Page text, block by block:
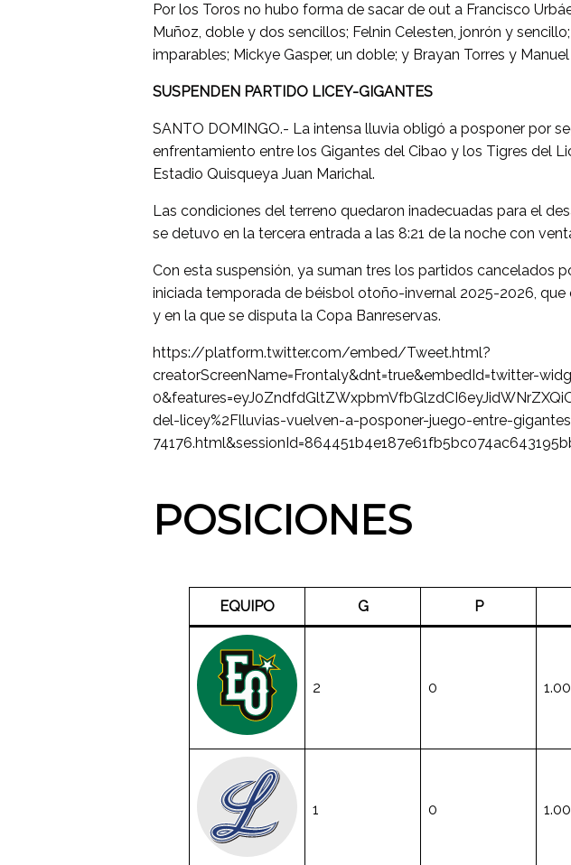
Por los Toros no hubo forma de sacar de out a Francisco
Muñoz, doble y dos sencillos; Felnin Celesten, jonrón y
imparables; Mickye Gasper, un doble; y Brayan Torres y
SUSPENDEN PARTIDO LICEY-GIGANTES
SANTO DOMINGO.- La intensa lluvia obligó a posponer por
enfrentamiento entre los Gigantes del Cibao y los Tigres del
Estadio Quisqueya Juan Marichal.
Las condiciones del terreno quedaron inadecuadas para el
se detuvo en la tercera entrada a las 8:21 de la noche con
Con esta suspensión, ya suman tres los partidos cancelados
iniciada temporada de béisbol otoño-invernal 2025-2026, que
y en la que se disputa la Copa Banreservas.
https://platform.twitter.com/embed/Tweet.html?
creatorScreenName=Frontaly&dnt=true&embedId=twitter-
del-licey%2Flluvias-vuelven-a-posponer-juego-entre-
POSICIONES
EQUIPO G P
2 0
1 0